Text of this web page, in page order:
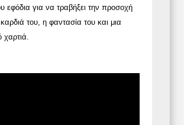
εφόδια για να τραβήξει την προσοχή
καρδιά του, η φαντασία του και μια